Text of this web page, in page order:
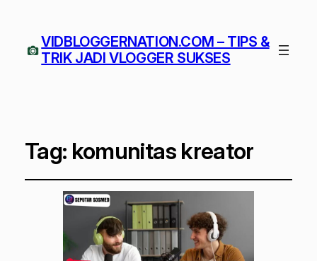
VIDBLOGGERNATION.COM – TIPS &
TRIK JADI VLOGGER SUKSES
Tag: komunitas kreator